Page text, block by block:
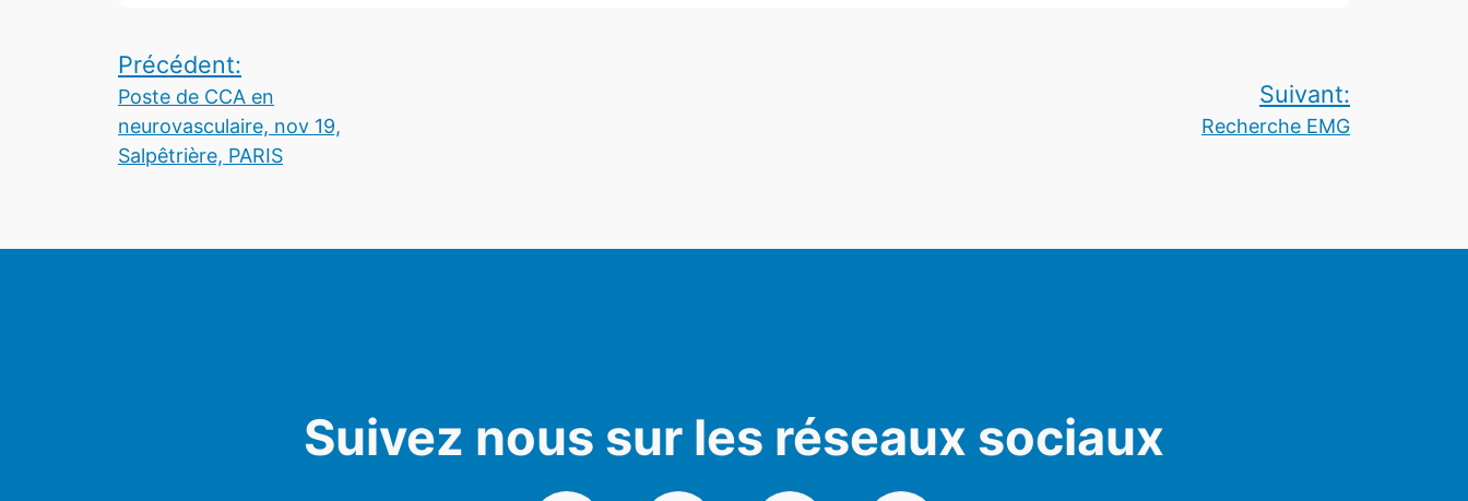
Navigation
de
l’article
Précédent:
Poste de CCA en
neurovasculaire, nov 19,
Salpêtrière, PARIS
Suivant:
Recherche EMG
Suivez nous sur les réseaux sociaux